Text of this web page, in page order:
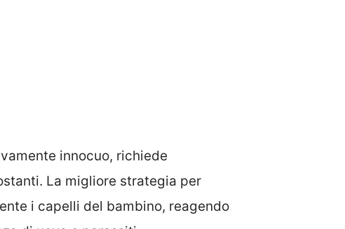
innocuo, richiede
La migliore strategia per
i capelli del bambino, reagendo